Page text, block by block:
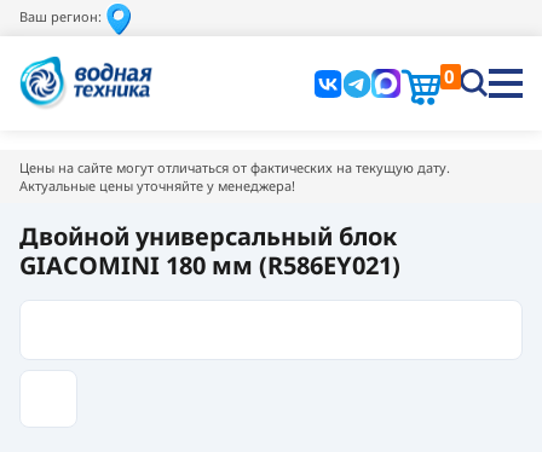
Ваш регион:
0
Цены на сайте могут отличаться от фактических на текущую дату.
Актуальные цены уточняйте у менеджера!
Двойной универсальный блок
GIACOMINI 180 мм (R586EY021)